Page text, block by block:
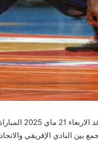
تدور يوم
بين النادي الإفريقي